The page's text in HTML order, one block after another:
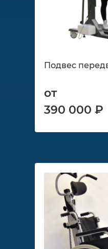
Подвес
от
390 000 ₽